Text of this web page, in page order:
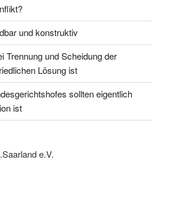
und konstruktiv
Trennung und Scheidung der
Lösung ist
sollten eigentlich
ist
e.V.